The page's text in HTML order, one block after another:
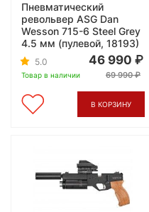
Пневматический
револьвер ASG Dan
Wesson 715-6 Steel Grey
4.5 мм (пулевой, 18193)
5.0
Товар в наличии
46 990
69 990
В КОРЗИНУ